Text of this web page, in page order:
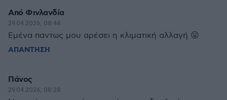
Από Φινλανδία
29.04.2026, 08:44
Εμένα παντως μου αρέσει η κλιματική αλλαγή 😛
ΑΠΑΝΤΗΣΗ
Πάνος
29.04.2026, 08:28